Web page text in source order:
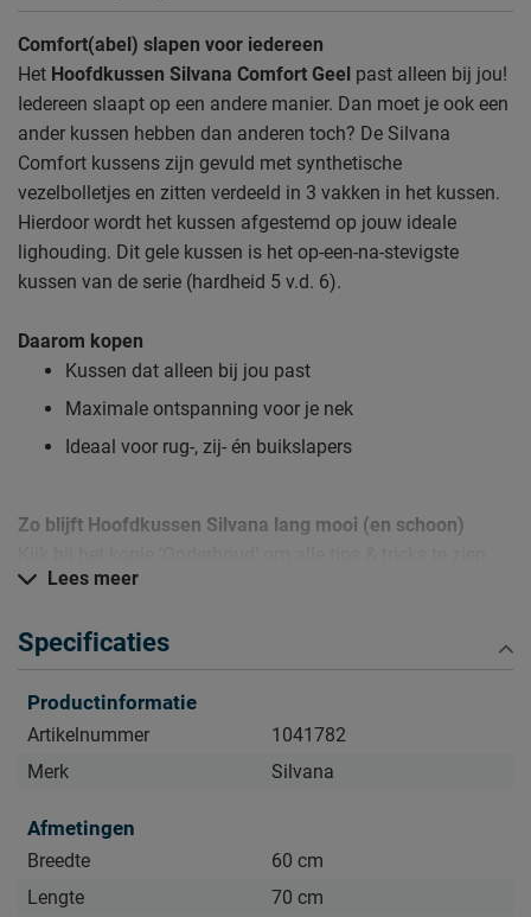
Comfort(abel) slapen voor iedereen
Het Hoofdkussen Silvana Comfort Geel past alleen bij jou!
Iedereen slaapt op een andere manier. Dan moet je ook een
ander kussen hebben dan anderen toch? De Silvana
Comfort kussens zijn gevuld met synthetische
vezelbolletjes en zitten verdeeld in 3 vakken in het kussen.
Hierdoor wordt het kussen afgestemd op jouw ideale
lighouding. Dit gele kussen is het op-een-na-stevigste
kussen van de serie (hardheid 5 v.d. 6).
Daarom kopen
Kussen dat alleen bij jou past
Maximale ontspanning voor je nek
Ideaal voor rug-, zij- én buikslapers
Zo blijft Hoofdkussen Silvana lang mooi (en schoon)
Lees meer
Specificaties
Productinformatie
Artikelnummer
1041782
Merk
Silvana
Afmetingen
Breedte
60 cm
Lengte
70 cm